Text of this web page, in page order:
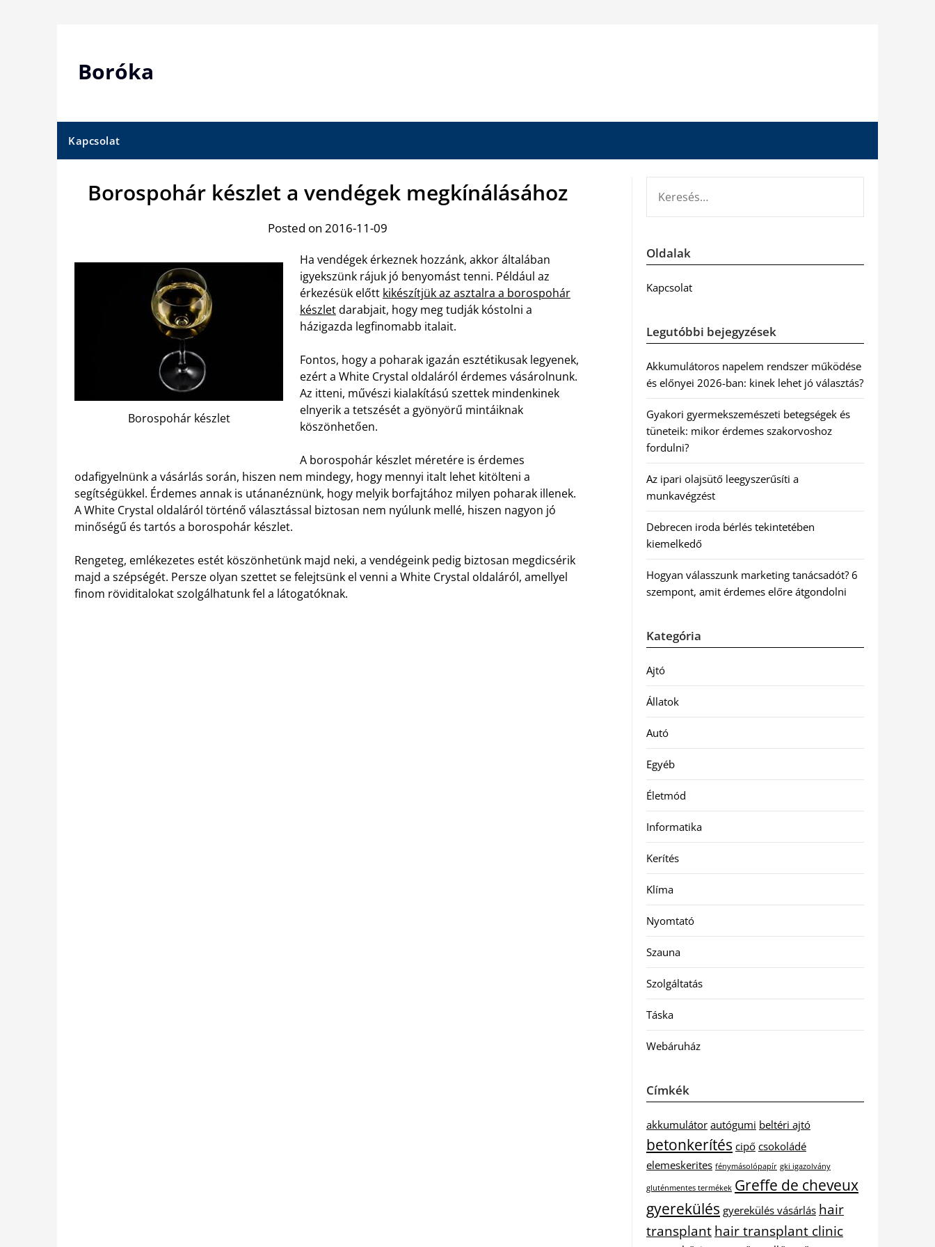
Boróka
Kapcsolat
Borospohár készlet a vendégek megkínálásához
Posted on 2016-11-09
Borospohár készlet
Ha vendégek érkeznek hozzánk, akkor általában
igyekszünk rájuk jó benyomást tenni. Például az
érkezésük előtt kikészítjük az asztalra a borospohár
készletdarabjait, hogy meg tudják kóstolni a
házigazda legfinomabb italait.
Fontos, hogy a poharak igazán esztétikusak legyenek,
ezért a White Crystal oldaláról érdemes vásárolnunk.
Az itteni, művészi kialakítású szettek mindenkinek
elnyerik a tetszését a gyönyörű mintáiknak
köszönhetően.
A borospohár készlet méretére is érdemes
odafigyelnünk a vásárlás során, hiszen nem mindegy, hogy mennyi italt lehet kitölteni a
segítségükkel. Érdemes annak is utánanéznünk, hogy melyik borfajtához milyen poharak illenek.
A White Crystal oldaláról történő választással biztosan nem nyúlunk mellé, hiszen nagyon jó
minőségű és tartós a borospohár készlet.
Rengeteg, emlékezetes estét köszönhetünk majd neki, a vendégeink pedig biztosan megdicsérik
majd a szépségét. Persze olyan szettet se felejtsünk el venni a White Crystal oldaláról, amellyel
finom röviditalokat szolgálhatunk fel a látogatóknak.
Oldalak
Kapcsolat
Legutóbbi bejegyzések
Akkumulátoros napelem rendszer működése
és előnyei 2026-ban: kinek lehet jó választás?
Gyakori gyermekszemészeti betegségek és
tüneteik: mikor érdemes szakorvoshoz
fordulni?
Az ipari olajsütő leegyszerűsíti a
munkavégzést
Debrecen iroda bérlés tekintetében
kiemelkedő
Hogyan válasszunk marketing tanácsadót? 6
szempont, amit érdemes előre átgondolni
Kategória
Ajtó
Állatok
Autó
Egyéb
Életmód
Informatika
Kerítés
Klíma
Nyomtató
Szauna
Szolgáltatás
Táska
Webáruház
Címkék
akkumulátor autógumi beltéri ajtó
betonkerítés cipő csokoládé
elemeskerites fénymásolópapír gki igazolvány
gluténmentes termékek Greffe de cheveux
gyerekülés gyerekülés vásárlás hair
transplant hair transplant clinic